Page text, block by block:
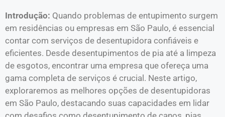
Introdução: Quando problemas de entupimento surgem
em residências ou empresas em São Paulo, é essencial
contar com serviços de desentupidora confiáveis e
eficientes. Desde desentupimentos de pia até a limpeza
de esgotos, encontrar uma empresa que ofereça uma
gama completa de serviços é crucial. Neste artigo,
exploraremos as melhores opções de desentupidoras
em São Paulo, destacando suas capacidades em lidar